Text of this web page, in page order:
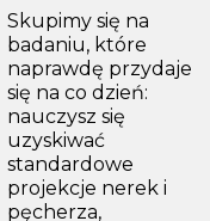
Skupimy się na
badaniu, które
naprawdę przydaje
się na co dzień:
nauczysz się
uzyskiwać
standardowe
projekcje nerek i
pęcherza,